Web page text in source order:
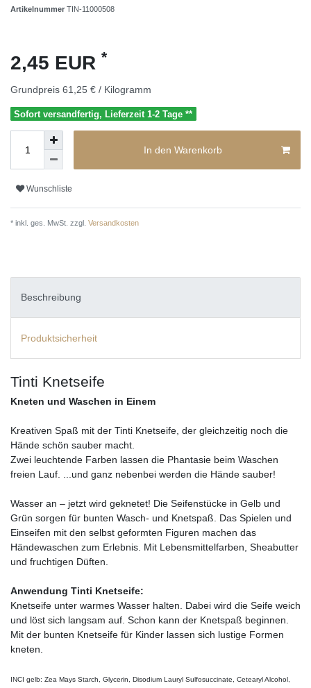
Artikelnummer TIN-11000508
2,45 EUR *
Grundpreis 61,25 € / Kilogramm
Sofort versandfertig, Lieferzeit 1-2 Tage **
In den Warenkorb
Wunschliste
* inkl. ges. MwSt. zzgl. Versandkosten
Beschreibung
Produktsicherheit
Tinti Knetseife
Kneten und Waschen in Einem
Kreativen Spaß mit der Tinti Knetseife, der gleichzeitig noch die
Hände schön sauber macht.
Zwei leuchtende Farben lassen die Phantasie beim Waschen
freien Lauf. ...und ganz nebenbei werden die Hände sauber!
Wasser an – jetzt wird geknetet! Die Seifenstücke in Gelb und
Grün sorgen für bunten Wasch- und Knetspaß. Das Spielen und
Einseifen mit den selbst geformten Figuren machen das
Händewaschen zum Erlebnis. Mit Lebensmittelfarben, Sheabutter
und fruchtigen Düften.
Anwendung Tinti Knetseife:
Knetseife unter warmes Wasser halten. Dabei wird die Seife weich
und löst sich langsam auf. Schon kann der Knetspaß beginnen.
Mit der bunten Knetseife für Kinder lassen sich lustige Formen
kneten.
INCI gelb: Zea Mays Starch, Glycerin, Disodium Lauryl Sulfosuccinate, Cetearyl Alcohol,